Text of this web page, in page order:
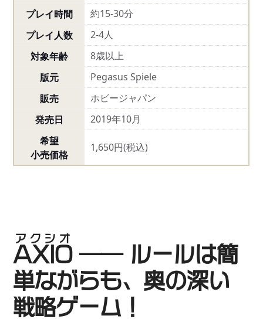
プレイ時間
約15-30分
プレイ人数
2-4人
対象年齢
8歳以上
版元
Pegasus Spiele
販売
ホビージャパン
発売日
2019年10月
希望
小売価格
1,650円(税込)
AXIO
アクシオ
―― ルールは簡
単ながらも、奥の深い
戦略ゲーム！